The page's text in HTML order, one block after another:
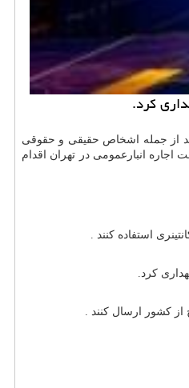
كرد.
از جمله اشخاص حقیقی و حقوقی
انبارعمومی در تهران اقدام
استفاده کنند .
کرد.
از کشور ارسال کنند .